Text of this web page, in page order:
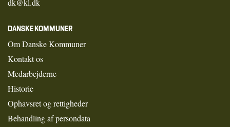
dk@kl.dk
DANSKE KOMMUNER
Om Danske Kommuner
Kontakt os
Medarbejderne
Historie
Ophavsret og rettigheder
Behandling af persondata